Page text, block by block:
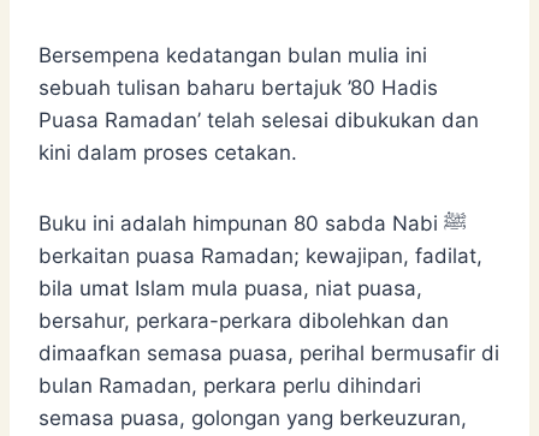
Bersempena kedatangan bulan mulia ini
sebuah tulisan baharu bertajuk ’80 Hadis
Puasa Ramadan’ telah selesai dibukukan dan
kini dalam proses cetakan.
Buku ini adalah himpunan 80 sabda Nabi ﷺ
berkaitan puasa Ramadan; kewajipan, fadilat,
bila umat Islam mula puasa, niat puasa,
bersahur, perkara-perkara dibolehkan dan
dimaafkan semasa puasa, perihal bermusafir di
bulan Ramadan, perkara perlu dihindari
semasa puasa, golongan yang berkeuzuran,